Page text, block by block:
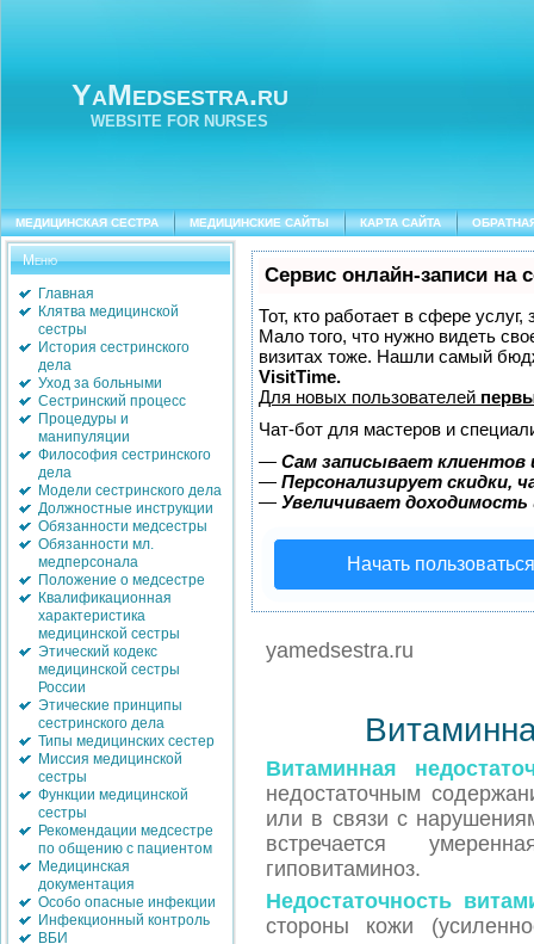
YaMedsestra.ru
WEBSITE FOR NURSES
МЕДИЦИНСКАЯ СЕСТРА МЕДИЦИНСКИЕ САЙТЫ КАРТА САЙТА
Меню
Главная
Клятва медицинской
сестры
История сестринского
дела
Уход за больными
Сестринский процесс
Процедуры и
манипуляции
Философия сестринского
дела
Модели сестринского дела
Должностные инструкции
Обязанности медсестры
Обязанности мл.
медперсонала
Положение о медсестре
Квалификационная
характеристика
медицинской сестры
Этический кодекс
медицинской сестры
России
Этические принципы
сестринского дела
Типы медицинских сестер
Миссия медицинской
сестры
Функции медицинской
сестры
Рекомендации медсестре
по общению с пациентом
Медицинская
документация
Особо опасные инфекции
Инфекционный контроль
ВБИ
Сервис онлайн-записи на
Тот, кто работает в сфере
Мало того, что нужно видеть
визитах тоже. Нашли самый
VisitTime.
Для новых пользователей
Чат-бот для мастеров и
— Сам записывает клиентов
— Персонализирует скидки,
— Увеличивает
Начать
yamedsestra.ru
Витаминная
недостаточным
или в связи с
встречается
гиповитаминоз.
Недостаточность
стороны кожи